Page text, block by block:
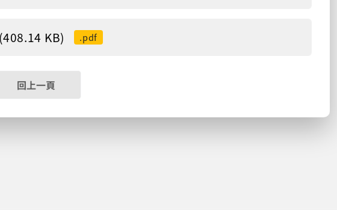
KB) .pdf
回上一頁